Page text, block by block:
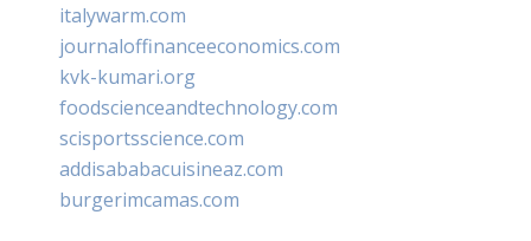
italywarm.com
journaloffinanceeconomics.com
kvk-kumari.org
foodscienceandtechnology.com
scisportsscience.com
addisababacuisineaz.com
burgerimcamas.com